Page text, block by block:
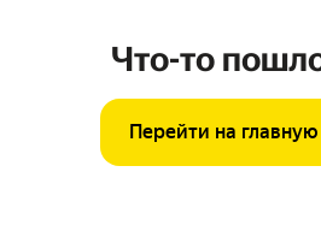
Что-то
Перейти на